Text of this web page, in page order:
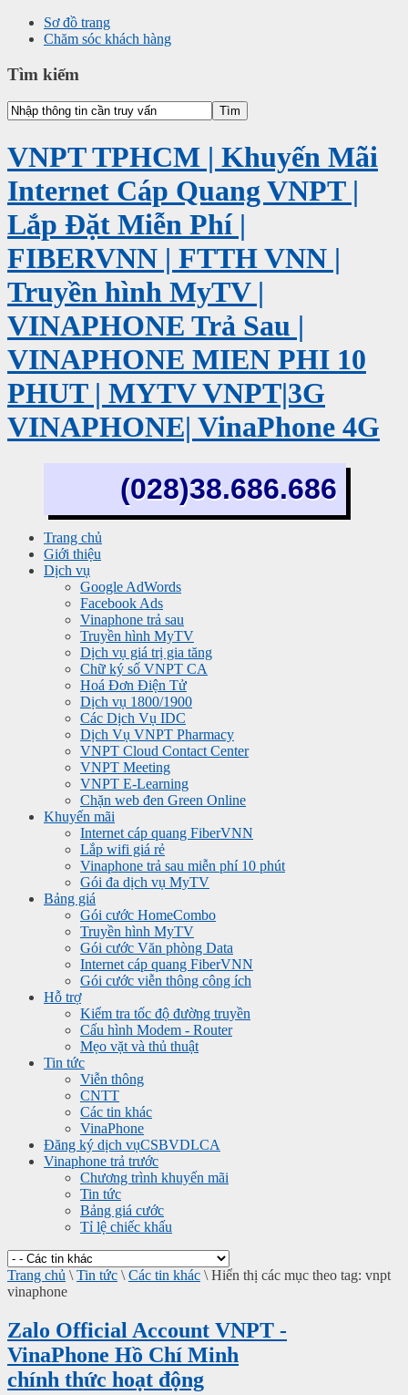
Sơ đồ trang
Chăm sóc khách hàng
Tìm kiếm
VNPT TPHCM | Khuyến Mãi
Internet Cáp Quang VNPT |
Lắp Đặt Miễn Phí |
FIBERVNN | FTTH VNN |
Truyền hình MyTV |
VINAPHONE Trả Sau |
VINAPHONE MIEN PHI 10
PHUT | MYTV VNPT|3G
VINAPHONE| VinaPhone 4G
(028)38.686.686
Trang chủ
Giới thiệu
Dịch vụ
Google AdWords
Facebook Ads
Vinaphone trả sau
Truyền hình MyTV
Dịch vụ giá trị gia tăng
Chữ ký số VNPT CA
Hoá Đơn Điện Tử
Dịch vụ 1800/1900
Các Dịch Vụ IDC
Dịch Vụ VNPT Pharmacy
VNPT Cloud Contact Center
VNPT Meeting
VNPT E-Learning
Chặn web đen Green Online
Khuyến mãi
Internet cáp quang FiberVNN
Lắp wifi giá rẻ
Vinaphone trả sau miễn phí 10 phút
Gói đa dịch vụ MyTV
Bảng giá
Gói cước HomeCombo
Truyền hình MyTV
Gói cước Văn phòng Data
Internet cáp quang FiberVNN
Gói cước viễn thông công ích
Hỗ trợ
Kiểm tra tốc độ đường truyền
Cấu hình Modem - Router
Mẹo vặt và thủ thuật
Tin tức
Viễn thông
CNTT
Các tin khác
VinaPhone
Đăng ký dịch vụCSBVDLCA
Vinaphone trả trước
Chương trình khuyến mãi
Tin tức
Bảng giá cước
Tỉ lệ chiếc khấu
Trang chủ \ Tin tức \ Các tin khác \ Hiển thị các mục theo tag: vnpt
vinaphone
Zalo Official Account VNPT -
VinaPhone Hồ Chí Minh
chính thức hoạt động